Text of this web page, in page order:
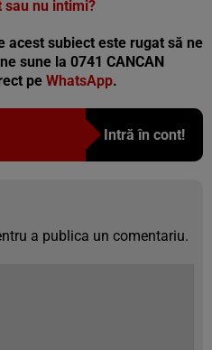
sau nu intimi?
acest subiect este rugat să ne
sune la 0741 CANCAN
pe WhatsApp.
Intră în cont!
a publica un comentariu.